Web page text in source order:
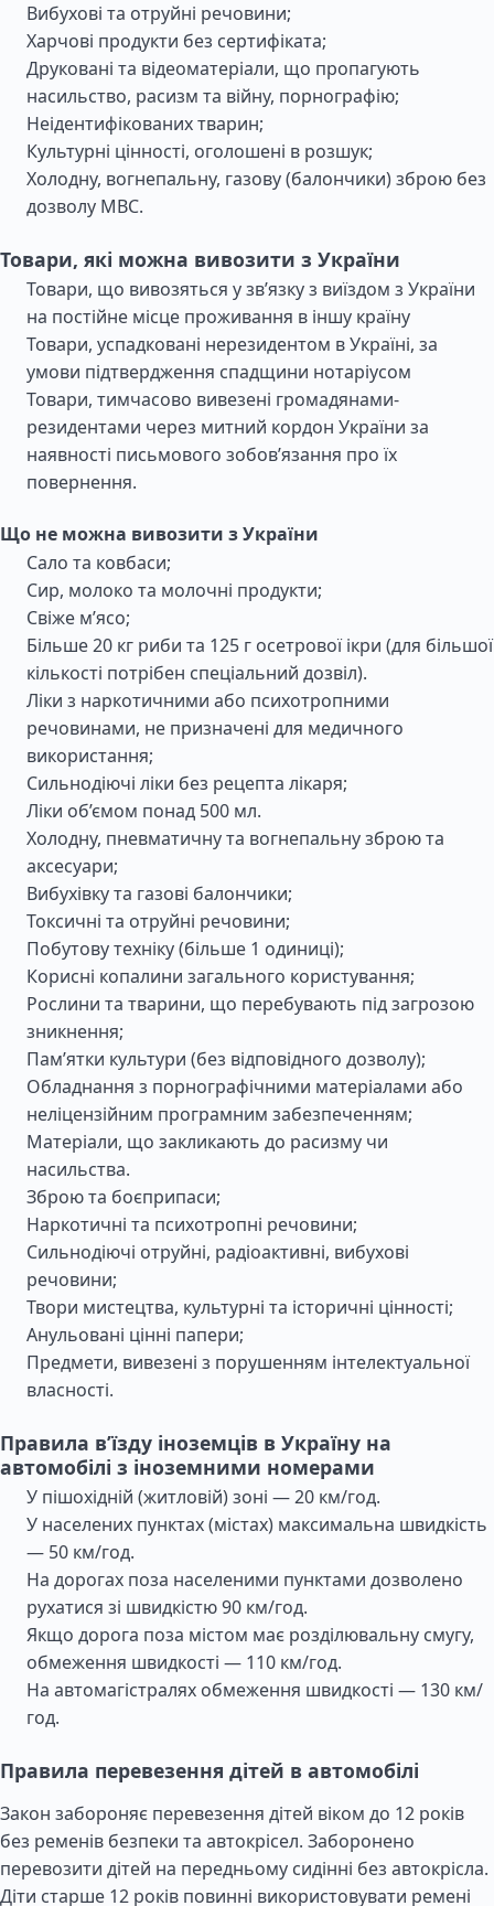
Вибухові та отруйні речовини;
Харчові продукти без сертифіката;
Друковані та відеоматеріали, що пропагують
насильство, расизм та війну, порнографію;
Неідентифікованих тварин;
Культурні цінності, оголошені в розшук;
Холодну, вогнепальну, газову (балончики) зброю без
дозволу МВС.
Товари, які можна вивозити з України
Товари, що вивозяться у зв’язку з виїздом з України
на постійне місце проживання в іншу країну
Товари, успадковані нерезидентом в Україні, за
умови підтвердження спадщини нотаріусом
Товари, тимчасово вивезені громадянами-
резидентами через митний кордон України за
наявності письмового зобов’язання про їх
повернення.
Що не можна вивозити з України
Сало та ковбаси;
Сир, молоко та молочні продукти;
Свіже м’ясо;
Більше 20 кг риби та 125 г осетрової ікри (для більшої
кількості потрібен спеціальний дозвіл).
Ліки з наркотичними або психотропними
речовинами, не призначені для медичного
використання;
Сильнодіючі ліки без рецепта лікаря;
Ліки об’ємом понад 500 мл.
Холодну, пневматичну та вогнепальну зброю та
аксесуари;
Вибухівку та газові балончики;
Токсичні та отруйні речовини;
Побутову техніку (більше 1 одиниці);
Корисні копалини загального користування;
Рослини та тварини, що перебувають під загрозою
зникнення;
Пам’ятки культури (без відповідного дозволу);
Обладнання з порнографічними матеріалами або
неліцензійним програмним забезпеченням;
Матеріали, що закликають до расизму чи
насильства.
Зброю та боєприпаси;
Наркотичні та психотропні речовини;
Сильнодіючі отруйні, радіоактивні, вибухові
речовини;
Твори мистецтва, культурні та історичні цінності;
Анульовані цінні папери;
Предмети, вивезені з порушенням інтелектуальної
власності.
Правила в’їзду іноземців в Україну на
автомобілі з іноземними номерами
У пішохідній (житловій) зоні — 20 км/год.
У населених пунктах (містах) максимальна швидкість
— 50 км/год.
На дорогах поза населеними пунктами дозволено
рухатися зі швидкістю 90 км/год.
Якщо дорога поза містом має розділювальну смугу,
обмеження швидкості — 110 км/год.
На автомагістралях обмеження швидкості — 130 км/
год.
Правила перевезення дітей в автомобілі
Закон забороняє перевезення дітей віком до 12 років
без ременів безпеки та автокрісел. Заборонено
перевозити дітей на передньому сидінні без автокрісла.
Діти старше 12 років повинні використовувати ремені